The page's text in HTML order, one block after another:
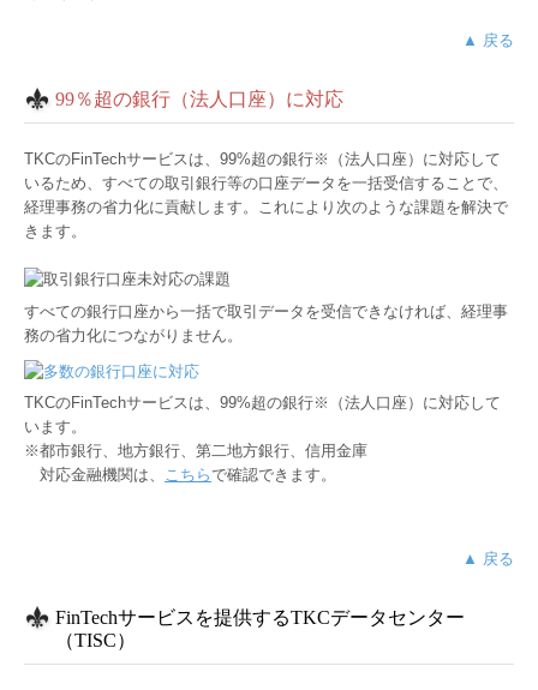
▲ 戻る
99％超の銀行（法人口座）に対応
TKCのFinTechサービスは、99%超の銀行※（法人口座）に対応して
いるため、すべての取引銀行等の口座データを一括受信することで、
経理事務の省力化に貢献します。これにより次のような課題を解決で
きます。
すべての銀行口座から一括で取引データを受信できなければ、経理事
務の省力化につながりません。
TKCのFinTechサービスは、99%超の銀行※（法人口座）に対応して
います。
※都市銀行、地方銀行、第二地方銀行、信用金庫
対応金融機関は、 こちらで確認できます。
▲ 戻る
FinTechサービスを提供するTKCデータセンター
（TISC）